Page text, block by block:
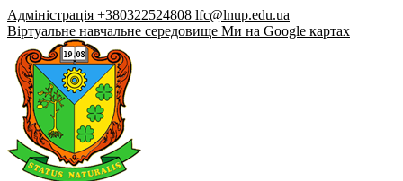
Адміністрація +380322524808 lfc@lnup.edu.ua
Віртуальне навчальне середовище Ми на Google картах